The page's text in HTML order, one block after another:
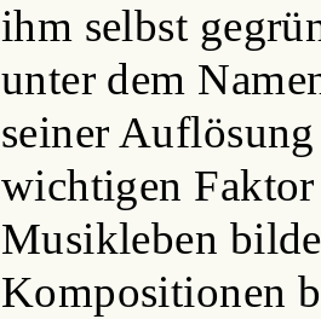
ihm selbst
unter dem
seiner
wichtigen
Musikleben
Kompositionen